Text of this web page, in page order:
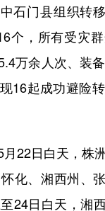
天津 河北
安徽 福建
河南 湖北
石门县组织转
个，所有受灾
万余人次、装备
16起成功避险
22日白天，株
化、湘西州、
24日白天，湘